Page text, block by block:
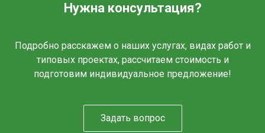
Нужна консультация?
Подробно расскажем о наших услугах, видах работ и
типовых проектах, рассчитаем стоимость и
подготовим индивидуальное предложение!
Задать вопрос